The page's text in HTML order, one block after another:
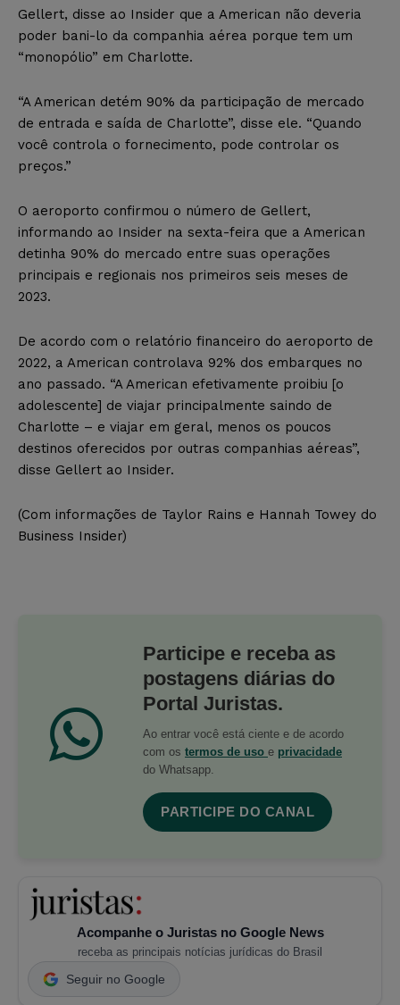
Gellert, disse ao Insider que a American não deveria
poder bani-lo da companhia aérea porque tem um
“monopólio” em Charlotte.
“A American detém 90% da participação de mercado
de entrada e saída de Charlotte”, disse ele. “Quando
você controla o fornecimento, pode controlar os
preços.”
O aeroporto confirmou o número de Gellert,
informando ao Insider na sexta-feira que a American
detinha 90% do mercado entre suas operações
principais e regionais nos primeiros seis meses de
2023.
De acordo com o relatório financeiro do aeroporto de
2022, a American controlava 92% dos embarques no
ano passado. “A American efetivamente proibiu [o
adolescente] de viajar principalmente saindo de
Charlotte – e viajar em geral, menos os poucos
destinos oferecidos por outras companhias aéreas”,
disse Gellert ao Insider.
(Com informações de Taylor Rains e Hannah Towey do
Business Insider)
Participe e receba as
postagens diárias do
Portal Juristas.
Ao entrar você está ciente e de acordo
com os termos de uso e privacidade
do Whatsapp.
PARTICIPE DO CANAL
Acompanhe o Juristas no Google News
receba as principais notícias jurídicas do Brasil
Seguir no Google